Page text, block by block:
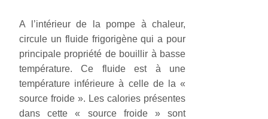
A l’intérieur de la pompe à chaleur,
circule un fluide frigorigène qui a pour
principale propriété de bouillir à basse
température. Ce fluide est à une
température inférieure à celle de la «
source froide ». Les calories présentes
dans cette « source froide » sont